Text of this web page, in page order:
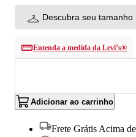
Descubra seu tamanho
Entenda a medida da Levi’s®
Adicionar ao carrinho
Frete Grátis Acima